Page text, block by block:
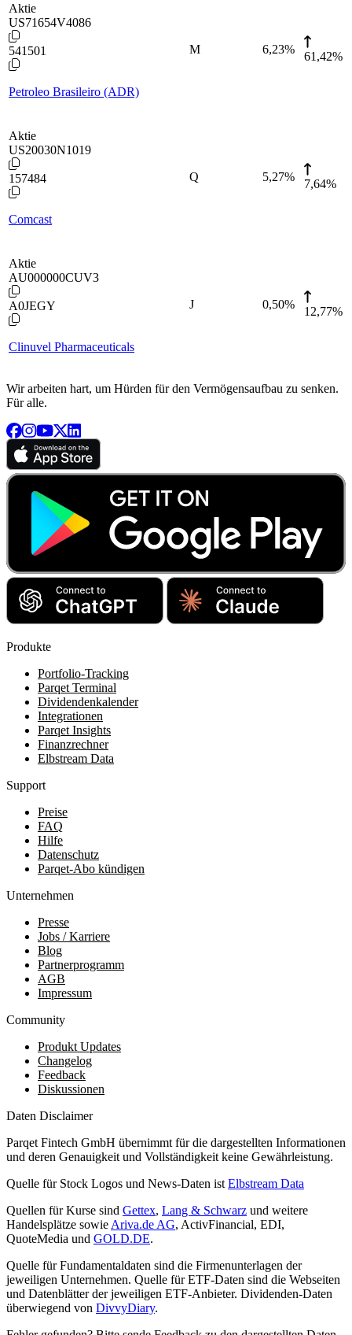
Aktie
US71654V4086
541501
Petroleo Brasileiro (ADR)
M 6,23%
61,42%
Aktie
US20030N1019
157484
Comcast
Q 5,27%
7,64%
Aktie
AU000000CUV3
A0JEGY
Clinuvel Pharmaceuticals
J 0,50%
12,77%
Wir arbeiten hart, um Hürden für den Vermögensaufbau zu senken.
Für alle.
Produkte
Portfolio-Tracking
Parqet Terminal
Dividendenkalender
Integrationen
Parqet Insights
Finanzrechner
Elbstream Data
Support
Preise
FAQ
Hilfe
Datenschutz
Parqet-Abo kündigen
Unternehmen
Presse
Jobs / Karriere
Blog
Partnerprogramm
AGB
Impressum
Community
Produkt Updates
Changelog
Feedback
Diskussionen
Daten Disclaimer
Parqet Fintech GmbH übernimmt für die dargestellten Informationen
und deren Genauigkeit und Vollständigkeit keine Gewährleistung.
Quelle für Stock Logos und News-Daten ist Elbstream Data
Quellen für Kurse sind Gettex, Lang & Schwarz und weitere
Handelsplätze sowie Ariva.de AG, ActivFinancial, EDI,
QuoteMedia und GOLD.DE.
Quelle für Fundamentaldaten sind die Firmenunterlagen der
jeweiligen Unternehmen. Quelle für ETF-Daten sind die Webseiten
und Datenblätter der jeweiligen ETF-Anbieter. Dividenden-Daten
überwiegend von DivvyDiary.